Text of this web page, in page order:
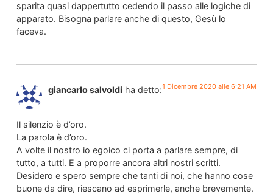
sparita quasi dappertutto cedendo il passo alle logiche di
apparato. Bisogna parlare anche di questo, Gesù lo
faceva.
giancarlo salvoldi ha detto:1 Dicembre 2020 alle 6:21 AM
Il silenzio è d’oro.
La parola è d’oro.
A volte il nostro io egoico ci porta a parlare sempre, di
tutto, a tutti. E a proporre ancora altri nostri scritti.
Desidero e spero sempre che tanti di noi, che hanno cose
buone da dire, riescano ad esprimerle, anche brevemente.